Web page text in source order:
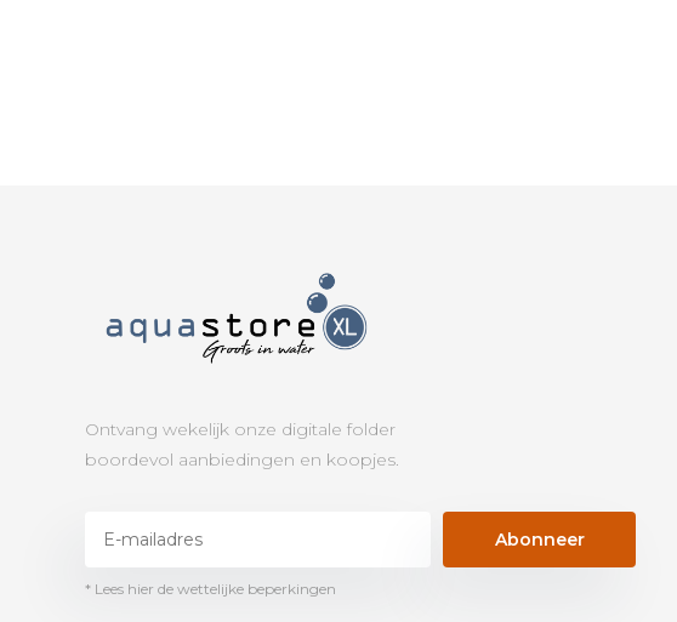
Ontvang wekelijk onze digitale folder
boordevol aanbiedingen en koopjes.
Abonneer
* Lees hier de wettelijke beperkingen